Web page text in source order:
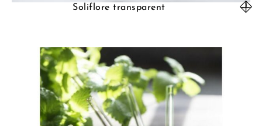
Soliflore transparent